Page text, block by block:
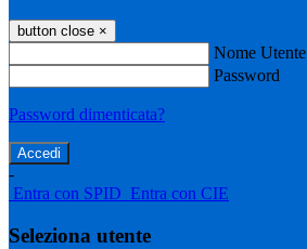
button close ×
Nome Utente
Password
Password dimenticata?
-
Entra con SPID Entra con CIE
Seleziona utente